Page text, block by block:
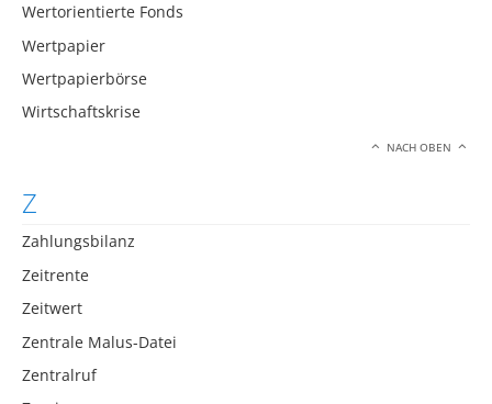
Wertorientierte Fonds
Wertpapier
Wertpapierbörse
Wirtschaftskrise
NACH OBEN
Z
Zahlungsbilanz
Zeitrente
Zeitwert
Zentrale Malus-Datei
Zentralruf